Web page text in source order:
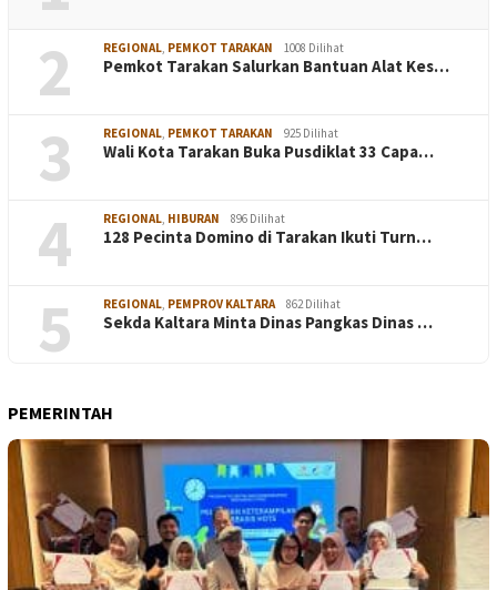
2
REGIONAL, PEMKOT TARAKAN 1008 Dilihat
Pemkot Tarakan Salurkan Bantuan Alat Kes…
3 REGIONAL, PEMKOT TARAKAN 925 Dilihat
Wali Kota Tarakan Buka Pusdiklat 33 Capa…
4 REGIONAL, HIBURAN 896 Dilihat
128 Pecinta Domino di Tarakan Ikuti Turn…
5 REGIONAL, PEMPROV KALTARA 862 Dilihat
Sekda Kaltara Minta Dinas Pangkas Dinas …
PEMERINTAH